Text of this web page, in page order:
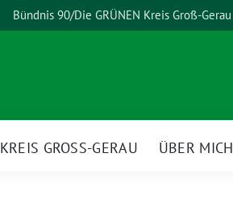
Bündnis 90/Die GRÜNEN Kreis Groß-Gerau
KREIS GROSS-GERAU ÜBER MICH